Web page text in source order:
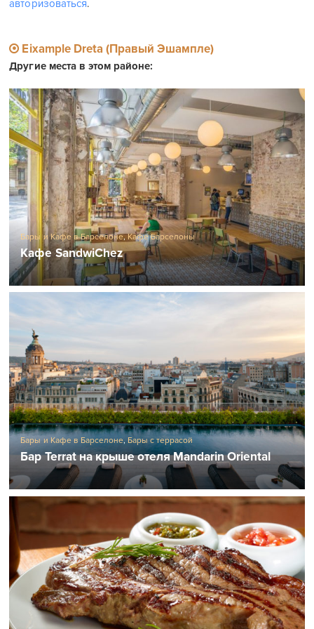
авторизоваться.
Eixample Dreta (Правый Эшампле)
Другие места в этом районе:
Бары и Кафе в Барселоне,Кафе Барселоны
Кафе SandwiChez
Бары и Кафе в Барселоне, Бары с террасой
Бар Terrat на крыше отеля Mandarin Oriental